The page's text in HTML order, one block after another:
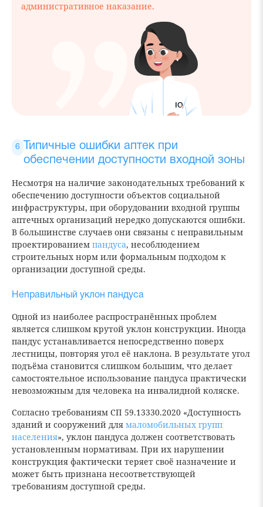
административное наказание.
Типичные ошибки аптек при
обеспечении доступности входной зоны
Несмотря на наличие законодательных требований к
обеспечению доступности объектов социальной
инфраструктуры, при оборудовании входной группы
аптечных организаций нередко допускаются ошибки.
В большинстве случаев они связаны с неправильным
проектированием пандуса, несоблюдением
строительных норм или формальным подходом к
организации доступной среды.
Неправильный уклон пандуса
Одной из наиболее распространённых проблем
является слишком крутой уклон конструкции. Иногда
пандус устанавливается непосредственно поверх
лестницы, повторяя угол её наклона. В результате угол
подъёма становится слишком большим, что делает
самостоятельное использование пандуса практически
невозможным для человека на инвалидной коляске.
Согласно требованиям СП 59.13330.2020 «Доступность
зданий и сооружений для маломобильных групп
населения», уклон пандуса должен соответствовать
установленным нормативам. При их нарушении
конструкция фактически теряет своё назначение и
может быть признана несоответствующей
требованиям доступной среды.